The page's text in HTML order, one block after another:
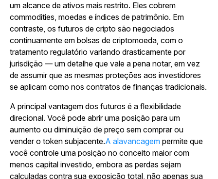
um alcance de ativos mais restrito. Eles cobrem
commodities, moedas e índices de patrimônio. Em
contraste, os futuros de cripto são negociados
continuamente em bolsas de criptomoeda, com o
tratamento regulatório variando drasticamente por
jurisdição — um detalhe que vale a pena notar, em vez
de assumir que as mesmas proteções aos investidores
se aplicam como nos contratos de finanças tradicionais.
A principal vantagem dos futuros é a flexibilidade
direcional. Você pode abrir uma posição para um
aumento ou diminuição de preço sem comprar ou
vender o token subjacente.A alavancagem permite que
você controle uma posição no conceito maior com
menos capital investido, embora as perdas sejam
calculadas contra sua exposição total, não apenas sua